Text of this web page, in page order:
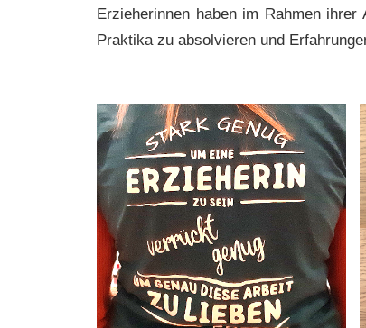
Erzieherinnen haben im Rahmen
Praktika zu absolvieren und